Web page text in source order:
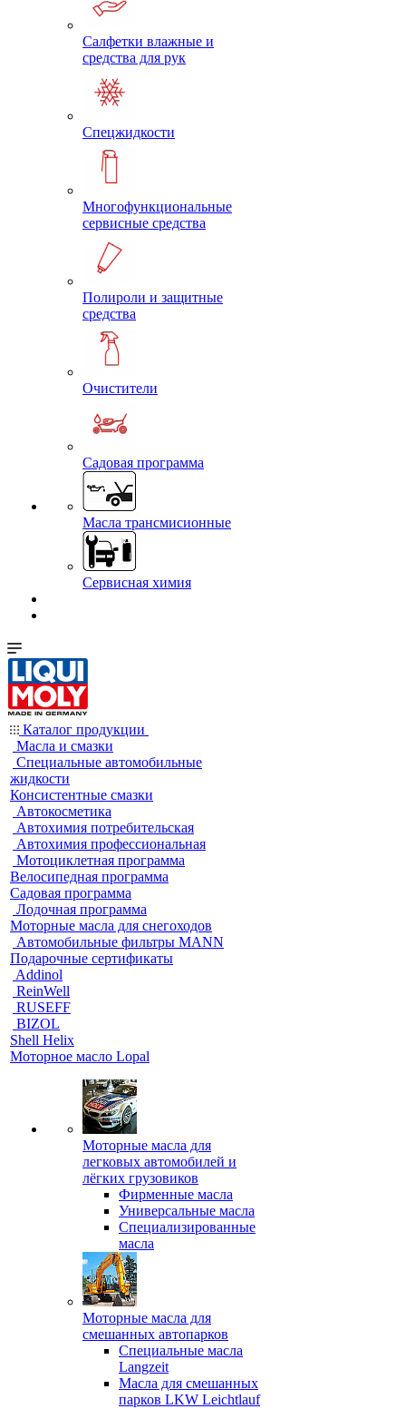
Салфетки влажные и
средства для рук
Спецжидкости
Многофункциональные
сервисные средства
Полироли и защитные
средства
Очистители
Садовая программа
Масла трансмисионные
Сервисная химия
Каталог продукции
Масла и смазки
Специальные автомобильные
жидкости
Консистентные смазки
Автокосметика
Автохимия потребительская
Автохимия профессиональная
Мотоциклетная программа
Велосипедная программа
Садовая программа
Лодочная программа
Моторные масла для снегоходов
Автомобильные фильтры MANN
Подарочные сертификаты
Addinol
ReinWell
RUSEFF
BIZOL
Shell Helix
Моторное масло Lopal
Моторные масла для
легковых автомобилей и
лёгких грузовиков
Фирменные масла
Универсальные масла
Специализированные
масла
Моторные масла для
смешанных автопарков
Специальные масла
Langzeit
Масла для смешанных
парков LKW Leichtlauf